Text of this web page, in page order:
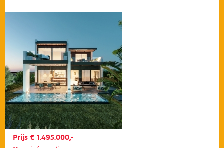
Prijs € 1.495.000,-